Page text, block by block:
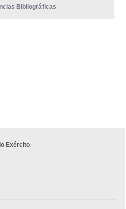
Bibliográficas
Exército